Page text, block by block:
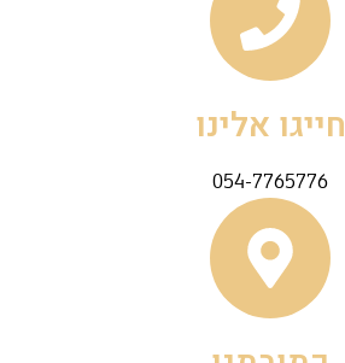
חייגו אלינו
054-7765776